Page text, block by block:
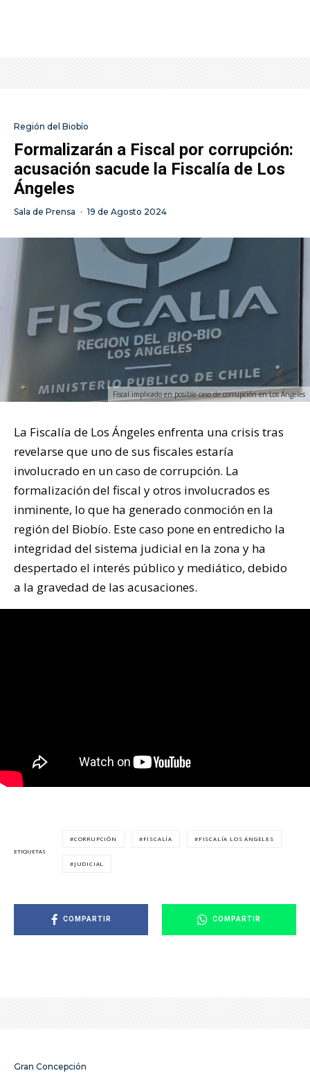
Región del Biobío
Formalizarán a Fiscal por corrupción:
acusación sacude la Fiscalía de Los
Ángeles
Sala de Prensa · 19 de Agosto 2024
Fiscal implicado en posible caso de corrupción en Los Ángeles
La Fiscalía de Los Ángeles enfrenta una crisis tras
revelarse que uno de sus fiscales estaría
involucrado en un caso de corrupción. La
formalización del fiscal y otros involucrados es
inminente, lo que ha generado conmoción en la
región del Biobío. Este caso pone en entredicho la
integridad del sistema judicial en la zona y ha
despertado el interés público y mediático, debido
a la gravedad de las acusaciones.
ETIQUETAS
CORRUPCIÓN FISCALÍA FISCALÍA LOS ÁNGELES
JUDICIAL
COMPARTIR COMPARTIR
Gran Concepción